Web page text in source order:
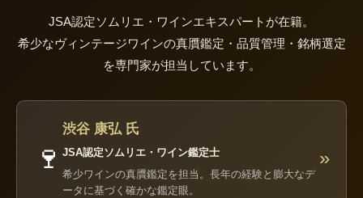
JSA認定ソムリエ・ワインエキスパートが在籍。
希少なヴィンテージワインの真贋鑑定・品質管理・銘柄選定
を専門家が担当しています。
🍷
渋谷 康弘 氏
JSA認定ソムリエ・ワイン鑑定士
希少ワインの真贋鑑定を担当。長年の経験と膨大なデ
ータに基づく確かな鑑定眼。
»